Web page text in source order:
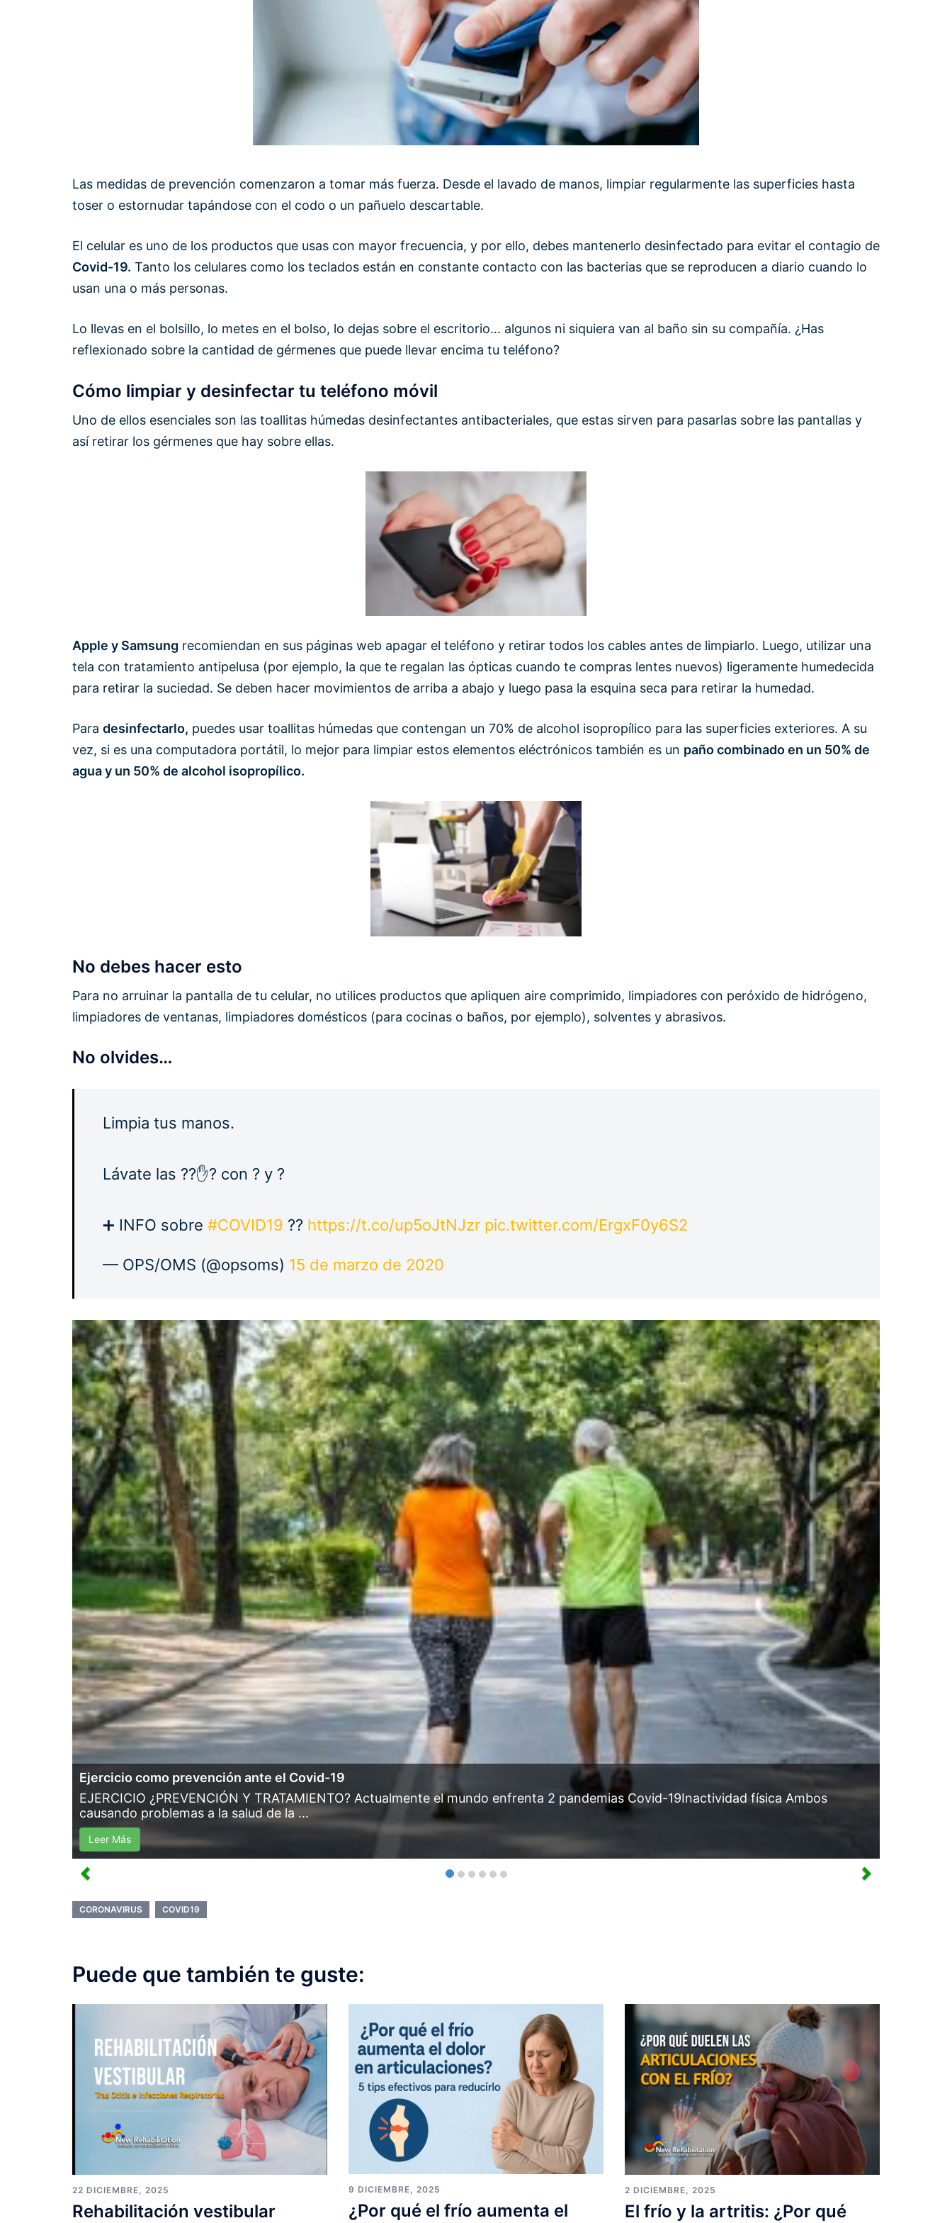
Las medidas de prevención comenzaron a tomar más fuerza. Desde el lavado de manos, limpiar regularmente las superficies hasta
toser o estornudar tapándose con el codo o un pañuelo descartable.
El celular es uno de los productos que usas con mayor frecuencia, y por ello, debes mantenerlo desinfectado para evitar el contagio de
Covid-19. Tanto los celulares como los teclados están en constante contacto con las bacterias que se reproducen a diario cuando lo
usan una o más personas.
Lo llevas en el bolsillo, lo metes en el bolso, lo dejas sobre el escritorio… algunos ni siquiera van al baño sin su compañía. ¿Has
reflexionado sobre la cantidad de gérmenes que puede llevar encima tu teléfono?
Cómo limpiar y desinfectar tu teléfono móvil
Uno de ellos esenciales son las toallitas húmedas desinfectantes antibacteriales, que estas sirven para pasarlas sobre las pantallas y
así retirar los gérmenes que hay sobre ellas.
Apple y Samsung recomiendan en sus páginas web apagar el teléfono y retirar todos los cables antes de limpiarlo. Luego, utilizar una
tela con tratamiento antipelusa (por ejemplo, la que te regalan las ópticas cuando te compras lentes nuevos) ligeramente humedecida
para retirar la suciedad. Se deben hacer movimientos de arriba a abajo y luego pasa la esquina seca para retirar la humedad.
Para desinfectarlo, puedes usar toallitas húmedas que contengan un 70% de alcohol isopropílico para las superficies exteriores. A su
vez, si es una computadora portátil, lo mejor para limpiar estos elementos eléctrónicos también es un paño combinado en un 50% de
agua y un 50% de alcohol isopropílico.
No debes hacer esto
Para no arruinar la pantalla de tu celular, no utilices productos que apliquen aire comprimido, limpiadores con peróxido de hidrógeno,
limpiadores de ventanas, limpiadores domésticos (para cocinas o baños, por ejemplo), solventes y abrasivos.
No olvides…
Limpia tus manos.
Lávate las ??✋? con ? y ?
➕ INFO sobre #COVID19 ?? https://t.co/up5oJtNJzr pic.twitter.com/ErgxF0y6S2
— OPS/OMS (@opsoms) 15 de marzo de 2020
Ejercicio como prevención ante el Covid-19
EJERCICIO ¿PREVENCIÓN Y TRATAMIENTO? Actualmente el mundo enfrenta 2 pandemias Covid-19Inactividad física Ambos
causando problemas a la salud de la ...
Leer Más
CORONAVIRUS COVID19
Puede que también te guste:
22 DICIEMBRE, 2025
Rehabilitación vestibular
9 DICIEMBRE, 2025
¿Por qué el frío aumenta el
2 DICIEMBRE, 2025
El frío y la artritis: ¿Por qué